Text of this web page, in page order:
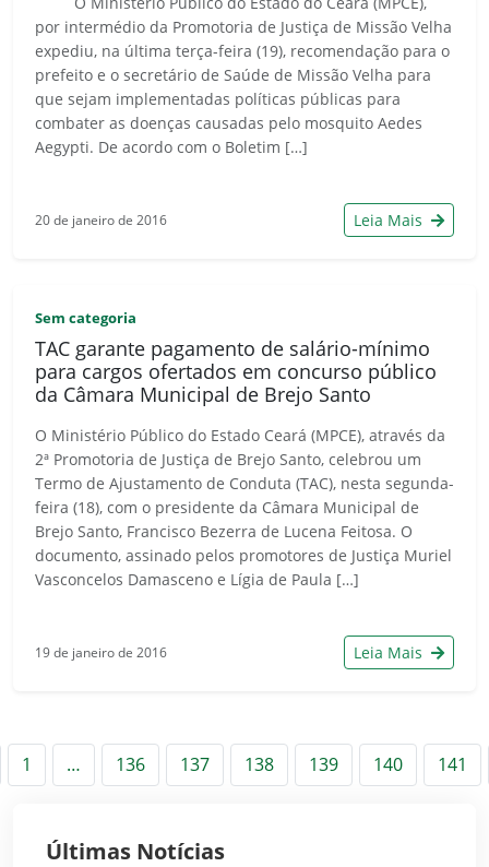
por intermédio da Promotoria de Justiça de Missão Velha
expediu, na última terça-feira (19), recomendação para o
prefeito e o secretário de Saúde de Missão Velha para
que sejam implementadas políticas públicas para
combater as doenças causadas pelo mosquito Aedes
Aegypti. De acordo com o Boletim […]
20 de janeiro de 2016 Leia Mais
Sem categoria
TAC garante pagamento de salário-mínimo
para cargos ofertados em concurso público
da Câmara Municipal de Brejo Santo
O Ministério Público do Estado Ceará (MPCE), através da
2ª Promotoria de Justiça de Brejo Santo, celebrou um
Termo de Ajustamento de Conduta (TAC), nesta segunda-
feira (18), com o presidente da Câmara Municipal de
Brejo Santo, Francisco Bezerra de Lucena Feitosa. O
documento, assinado pelos promotores de Justiça Muriel
Vasconcelos Damasceno e Lígia de Paula […]
19 de janeiro de 2016 Leia Mais
1 … 136 137 138 139 140 141
Últimas Notícias